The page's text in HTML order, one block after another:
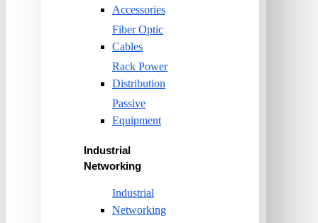
Accessories
Fiber Optic
Cables
Rack Power
Distribution
Passive
Equipment
Industrial
Networking
Industrial
Networking